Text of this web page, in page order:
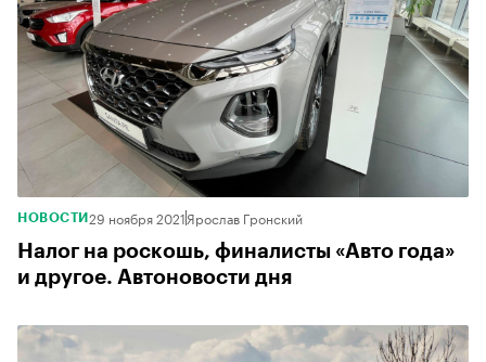
НОВОСТИ 29 ноября 2021Ярослав Гронский
Налог на роскошь, финалисты «Авто года»
и другое. Автоновости дня